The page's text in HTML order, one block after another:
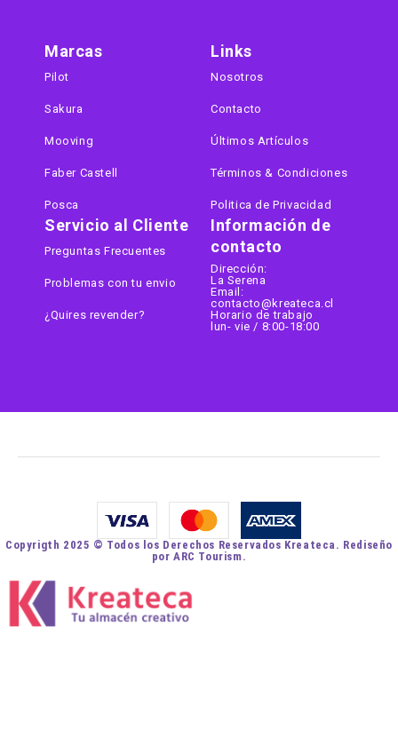
Información de
contacto
Dirección:
La Serena
Email:
contacto@kreateca.cl
Horario de trabajo
lun- vie / 8:00-18:00
Marcas
Pilot
Sakura
Mooving
Faber Castell
Posca
Links
Nosotros
Contacto
Últimos Artículos
Términos & Condiciones
Politica de Privacidad
Servicio al Cliente
Preguntas Frecuentes
Problemas con tu envio
¿Quires revender?
Copyrigth 2025 © Todos los Derechos Reservados Kreateca. Rediseño
por ARC Tourism.